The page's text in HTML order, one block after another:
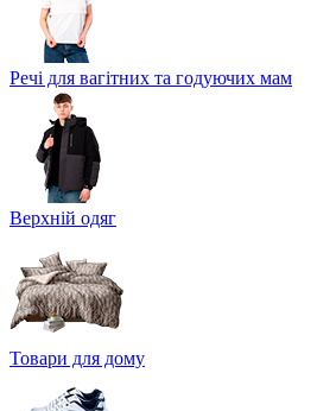
Речі для вагітних та годуючих мам
Верхній одяг
Товари для дому